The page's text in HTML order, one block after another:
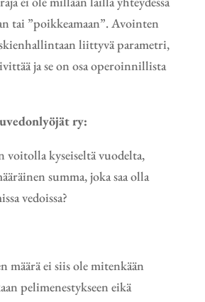
tai ”poikkeamaan”. Avointen
liittyvä parametri,
ja se on osa operoinnillista
ry:
voitolla kyseiseltä vuodelta,
summa, joka saa olla
vedoissa?
määrä ei siis ole mitenkään
pelimenestykseen eikä